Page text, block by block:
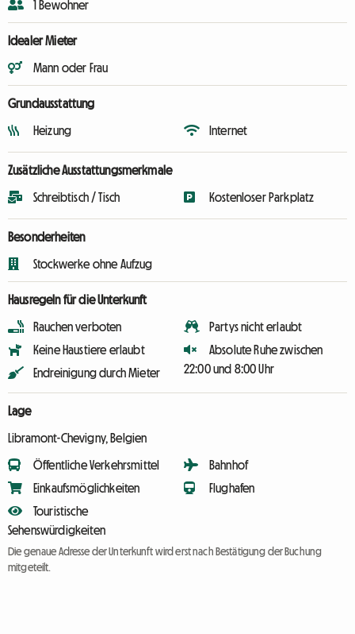
1 Bewohner
Idealer Mieter
Mann oder Frau
Grundausstattung
Heizung Internet
Zusätzliche Ausstattungsmerkmale
Schreibtisch / Tisch Kostenloser Parkplatz
Besonderheiten
Stockwerke ohne Aufzug
Hausregeln für die Unterkunft
Rauchen verboten
Keine Haustiere erlaubt
Endreinigung durch Mieter
Partys nicht erlaubt
Absolute Ruhe zwischen
22:00 und 8:00 Uhr
Lage
Libramont-Chevigny, Belgien
Öffentliche Verkehrsmittel
Einkaufsmöglichkeiten
Touristische
Sehenswürdigkeiten
Bahnhof
Flughafen
Die genaue Adresse der Unterkunft wird erst nach Bestätigung der Buchung
mitgeteilt.